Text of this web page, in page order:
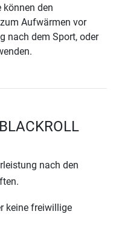
können den
Aufwärmen vor
nach dem Sport, oder
nach den
keine freiwillige